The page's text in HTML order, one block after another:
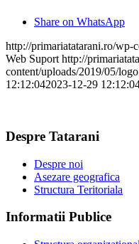
Share on WhatsApp
http://primariatatarani.ro/wp-
Web Suport http://
content/uploads/2019/05/
12:12:042023-12-29
Despre Tatarani
Despre noi
Asezare geografica
Structura Teritoriala
Informatii Publice